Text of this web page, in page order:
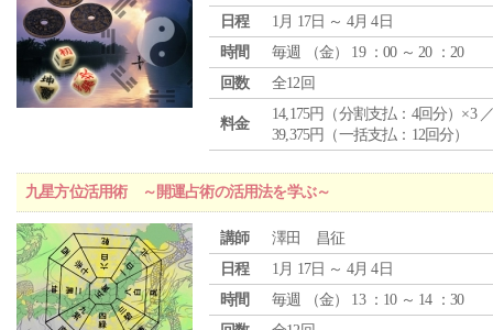
日程
1月 17日 ～ 4月 4日
時間
毎週 （金） 19 ：00 ～ 20 ：20
回数
全12回
料金
14,175円（分割支払：4回分）×3
39,375円（一括支払：12回分）
九星方位活用術 ～開運占術の活用法を学ぶ～
講師
澤田 昌征
日程
1月 17日 ～ 4月 4日
時間
毎週 （金） 13 ：10 ～ 14 ：30